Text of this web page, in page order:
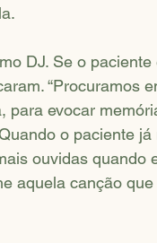
DJ. Se o paciente
“Procuramos
para evocar
o paciente já
ouvidas quando
aquela canção que